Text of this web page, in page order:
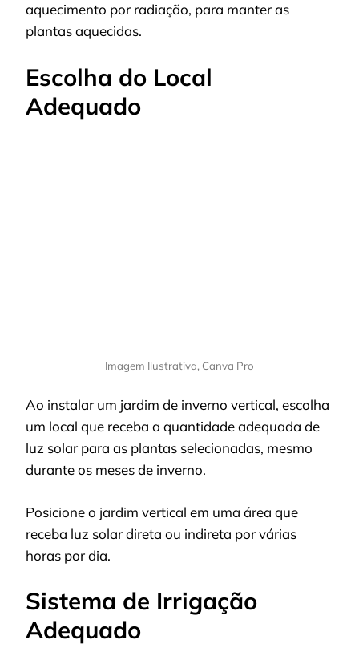
aquecimento por radiação, para manter as
plantas aquecidas.
Escolha do Local
Adequado
Imagem Ilustrativa, Canva Pro
Ao instalar um jardim de inverno vertical, escolha
um local que receba a quantidade adequada de
luz solar para as plantas selecionadas, mesmo
durante os meses de inverno.
Posicione o jardim vertical em uma área que
receba luz solar direta ou indireta por várias
horas por dia.
Sistema de Irrigação
Adequado